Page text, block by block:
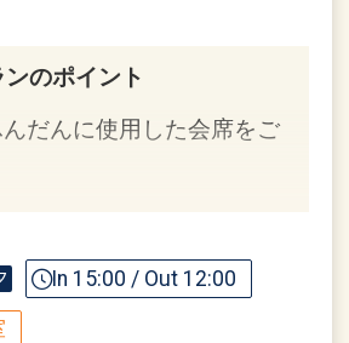
のポイント
だんに使用した会席をご
（滞在中1回）
赤飯をご用意
お問合せ・ご要望等メ
In 15:00 / Out 12:00